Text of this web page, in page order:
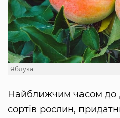
Яблука
Найближчим часом до
сортів рослин,